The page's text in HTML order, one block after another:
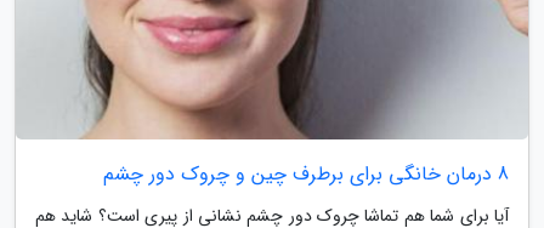
8 درمان خانگی برای برطرف چین و چروک دور چشم
آیا برای شما هم تماشا چروک دور چشم نشانی از پیری است؟ شاید هم